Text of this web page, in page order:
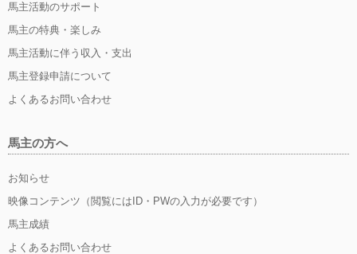
馬主活動のサポート
馬主の特典・楽しみ
馬主活動に伴う収入・支出
馬主登録申請について
よくあるお問い合わせ
馬主の方へ
お知らせ
映像コンテンツ（閲覧にはID・PWの入力が必要です）
馬主成績
よくあるお問い合わせ